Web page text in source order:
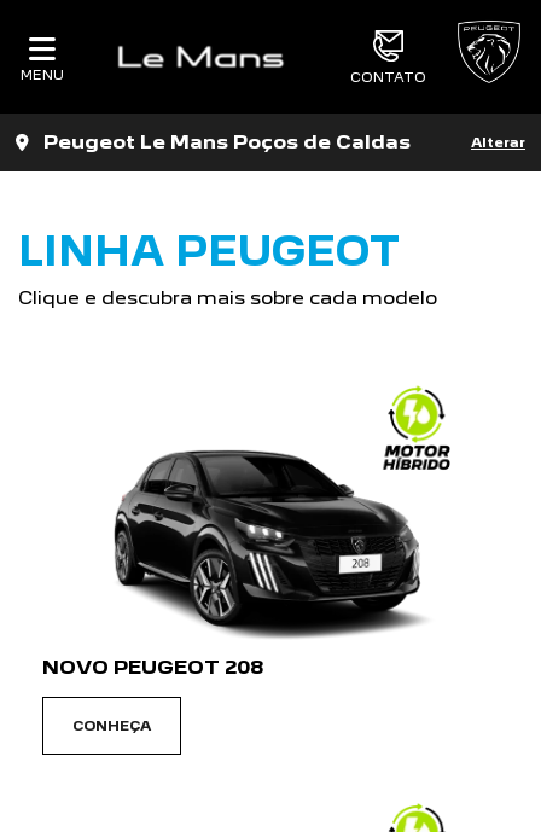
MENU CONTATO
Peugeot Le Mans Poços de Caldas Alterar
LINHA PEUGEOT
Clique e descubra mais sobre cada modelo
NOVO PEUGEOT 208
CONHEÇA